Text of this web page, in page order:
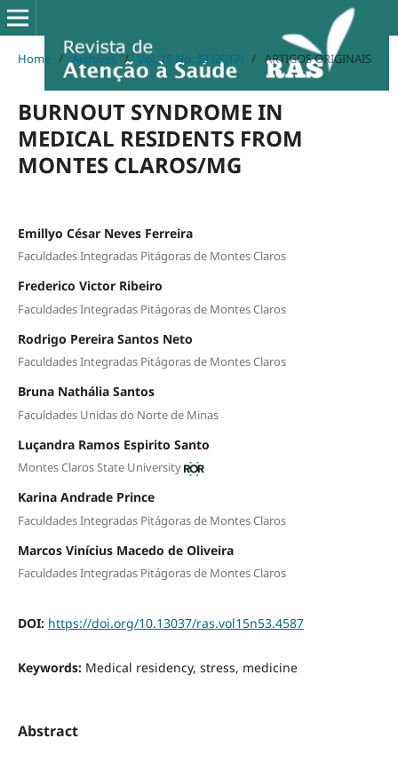
Home / Archives / Vol. 15 No. 53 (2017) / ARTIGOS ORIGINAIS
BURNOUT SYNDROME IN
MEDICAL RESIDENTS FROM
MONTES CLAROS/MG
Emillyo César Neves Ferreira
Faculdades Integradas Pitágoras de Montes Claros
Frederico Victor Ribeiro
Faculdades Integradas Pitágoras de Montes Claros
Rodrigo Pereira Santos Neto
Faculdades Integradas Pitágoras de Montes Claros
Bruna Nathália Santos
Faculdades Unidas do Norte de Minas
Luçandra Ramos Espirito Santo
Montes Claros State University
Karina Andrade Prince
Faculdades Integradas Pitágoras de Montes Claros
Marcos Vinícius Macedo de Oliveira
Faculdades Integradas Pitágoras de Montes Claros
DOI: https://doi.org/10.13037/ras.vol15n53.4587
Keywords: Medical residency, stress, medicine
Abstract